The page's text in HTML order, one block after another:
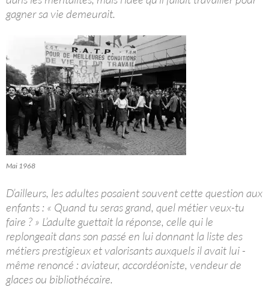
gagner sa vie demeurait.
Mai 1968
D’ailleurs, les adultes posaient souvent cette question aux
enfants : « Quand tu seras grand, quel métier veux-tu
faire ? » L’adulte guettait la réponse, celle qui le
replongeait dans son passé en lui donnant la liste des
métiers prestigieux et valorisants auxquels il avait lui -
même renoncé : aviateur, accordéoniste, vendeur de
glaces ou bibliothécaire.